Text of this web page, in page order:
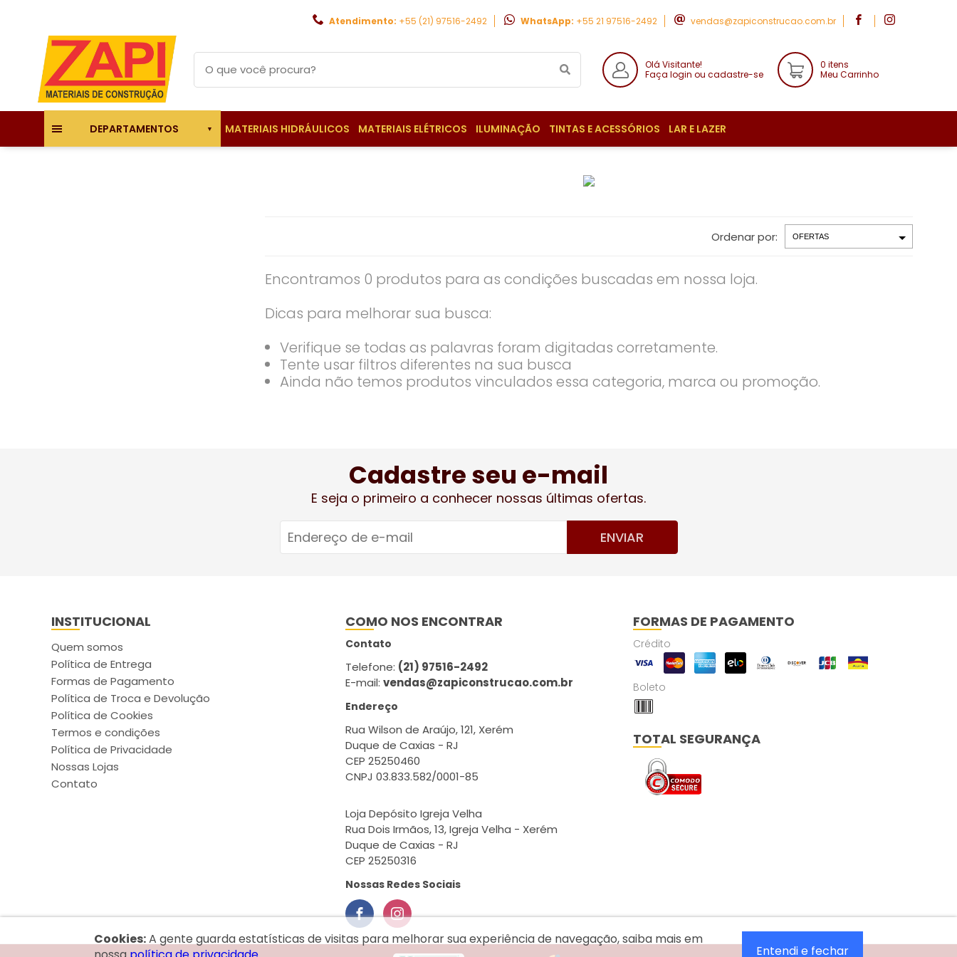
Atendimento: +55 (21) 97516-2492 WhatsApp: +55 21 97516-2492 vendas@zapiconstrucao.com.br
Olá Visitante!
Faça login ou cadastre-se
0 itens
Meu Carrinho
DEPARTAMENTOS MATERIAIS HIDRÁULICOS MATERIAIS ELÉTRICOS ILUMINAÇÃO TINTAS E ACESSÓRIOS LAR E LAZER
Ordenar por:
Encontramos 0 produtos para as condições buscadas em nossa loja.
Dicas para melhorar sua busca:
Verifique se todas as palavras foram digitadas corretamente.
Tente usar filtros diferentes na sua busca
Ainda não temos produtos vinculados essa categoria, marca ou promoção.
Cadastre seu e-mail
E seja o primeiro a conhecer nossas últimas ofertas.
ENVIAR
INSTITUCIONAL
Quem somos
Política de Entrega
Formas de Pagamento
Política de Troca e Devolução
Política de Cookies
Termos e condições
Política de Privacidade
Nossas Lojas
Contato
COMO NOS ENCONTRAR
Contato
Telefone: (21) 97516-2492
E-mail:vendas@zapiconstrucao.com.br
Endereço
Rua Wilson de Araújo, 121, Xerém
Duque de Caxias - RJ
CEP 25250460
CNPJ 03.833.582/0001-85
Loja Depósito Igreja Velha
Rua Dois Irmãos, 13, Igreja Velha - Xerém
Duque de Caxias - RJ
CEP 25250316
Nossas Redes Sociais
FORMAS DE PAGAMENTO
Crédito
Boleto
TOTAL SEGURANÇA
Cookies:A gente guarda estatísticas de visitas para melhorar sua experiência de navegação, saiba mais em
Entendi e fechar